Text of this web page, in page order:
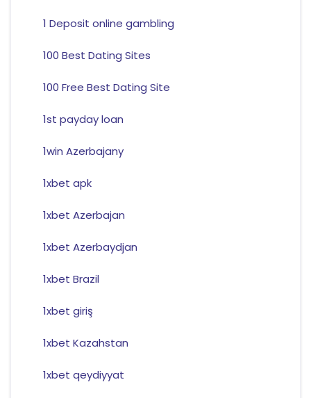
1 Deposit online gambling
100 Best Dating Sites
100 Free Best Dating Site
1st payday loan
1win Azerbajany
1xbet apk
1xbet Azerbajan
1xbet Azerbaydjan
1xbet Brazil
1xbet giriş
1xbet Kazahstan
1xbet qeydiyyat